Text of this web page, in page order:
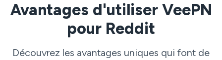
Avantages d'utiliser VeePN
pour Reddit
Découvrez les avantages uniques qui font de